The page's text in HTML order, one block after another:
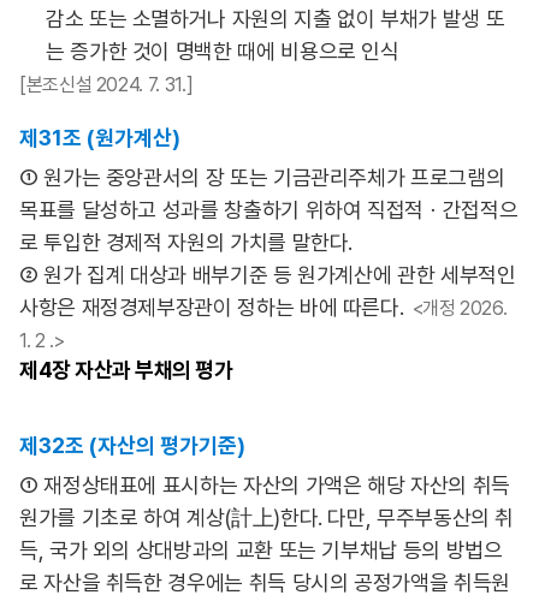
감소 또는 소멸하거나 자원의 지출 없이 부채가 발생 또
는 증가한 것이 명백한 때에 비용으로 인식
[본조신설 2024. 7. 31.]
제31조 (원가계산)
① 원가는 중앙관서의 장 또는 기금관리주체가 프로그램의
목표를 달성하고 성과를 창출하기 위하여 직접적ㆍ간접적으
로 투입한 경제적 자원의 가치를 말한다.
② 원가 집계 대상과 배부기준 등 원가계산에 관한 세부적인
사항은 재정경제부장관이 정하는 바에 따른다. <개정 2026.
1. 2 .>
제4장자산과 부채의 평가
제32조 (자산의 평가기준)
① 재정상태표에 표시하는 자산의 가액은 해당 자산의 취득
원가를 기초로 하여 계상(計上)한다. 다만, 무주부동산의 취
득, 국가 외의 상대방과의 교환 또는 기부채납 등의 방법으
로 자산을 취득한 경우에는 취득 당시의 공정가액을 취득원